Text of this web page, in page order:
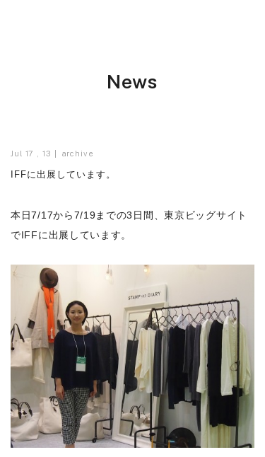
News
Jul 17 , 13 archive
IFFに出展しています。
本日7/17から7/19までの3日間、東京ビッグサイト
でIFFに出展しています。